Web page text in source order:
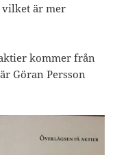
vilket är mer
kommer från
Göran Persson